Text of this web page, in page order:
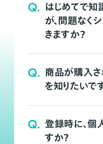
Q. はじめてで知
が、問題なく
きますか？
Q. 商品が購入さ
を知りたいで
Q. 登録時に、個
すか？